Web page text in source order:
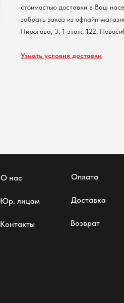
стоимостью доставки в Ваш
забрать заказ из офлайн-
Пирогова, 3, 1 этаж, 122,
Узнать условия доставки
О нас
Юр. лицам
Оплата
Доставка
Возврат
Контакты